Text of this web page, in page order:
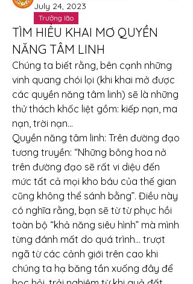
July 24, 2023
Trưởng lão
TÌM HIỂU KHAI MƠ QUYỀN
NĂNG TÂM LINH
Chúng ta biết rằng, bên cạnh những
vinh quang chói lọi (khi khai mở được
các quyền năng tâm linh) sẽ là những
thử thách khốc liệt gồm: kiếp nạn, ma
nạn, trời nạn…
Quyền năng tâm linh: Trên đường đạo
tương truyền: “Những bông hoa nở
trên đường đạo sẽ rất vi diệu đến
mức tất cả mọi kho báu của thế gian
cũng không thể sánh bằng”. Điều này
có nghĩa rằng, bạn sẽ từ từ phục hồi
toàn bộ “khả năng siêu hình” mà mình
từng đánh mất do quá trình… trượt
ngã từ các cảnh giới trên cao khi
chúng ta hạ băng tần xuống đây để